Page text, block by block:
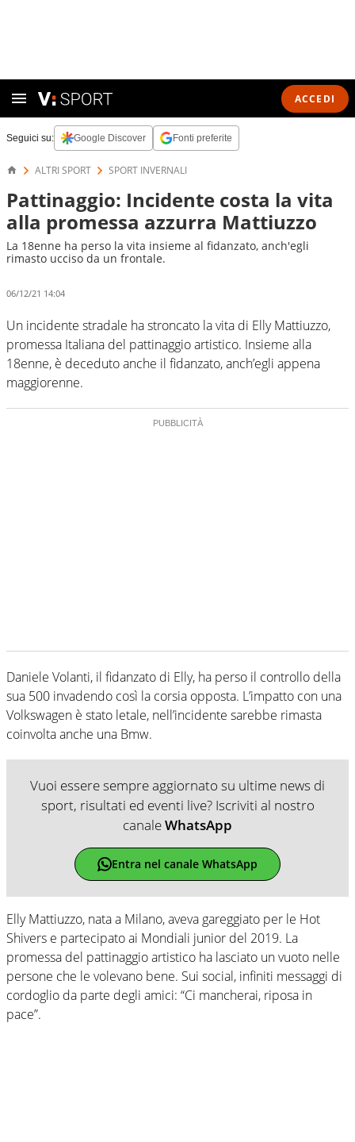
ACCEDI
Seguici su: Google Discover Fonti preferite
ALTRI SPORT SPORT INVERNALI
Pattinaggio: Incidente costa la vita
alla promessa azzurra Mattiuzzo
La 18enne ha perso la vita insieme al fidanzato, anch'egli
rimasto ucciso da un frontale.
06/12/21 14:04
Un incidente stradale ha stroncato la vita di Elly Mattiuzzo,
promessa Italiana del pattinaggio artistico. Insieme alla
18enne, è deceduto anche il fidanzato, anch’egli appena
maggiorenne.
Daniele Volanti, il fidanzato di Elly, ha perso il controllo della
sua 500 invadendo così la corsia opposta. L’impatto con una
Volkswagen è stato letale, nell’incidente sarebbe rimasta
coinvolta anche una Bmw.
Vuoi essere sempre aggiornato su ultime news di
sport, risultati ed eventi live? Iscriviti al nostro
canaleWhatsApp
Entra nel canale WhatsApp
Elly Mattiuzzo, nata a Milano, aveva gareggiato per le Hot
Shivers e partecipato ai Mondiali junior del 2019. La
promessa del pattinaggio artistico ha lasciato un vuoto nelle
persone che le volevano bene. Sui social, infiniti messaggi di
cordoglio da parte degli amici: “Ci mancherai, riposa in
pace”.